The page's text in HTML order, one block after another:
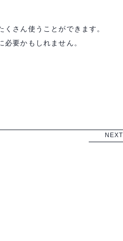
さん使うことができます。
要かもしれません。
NEXT